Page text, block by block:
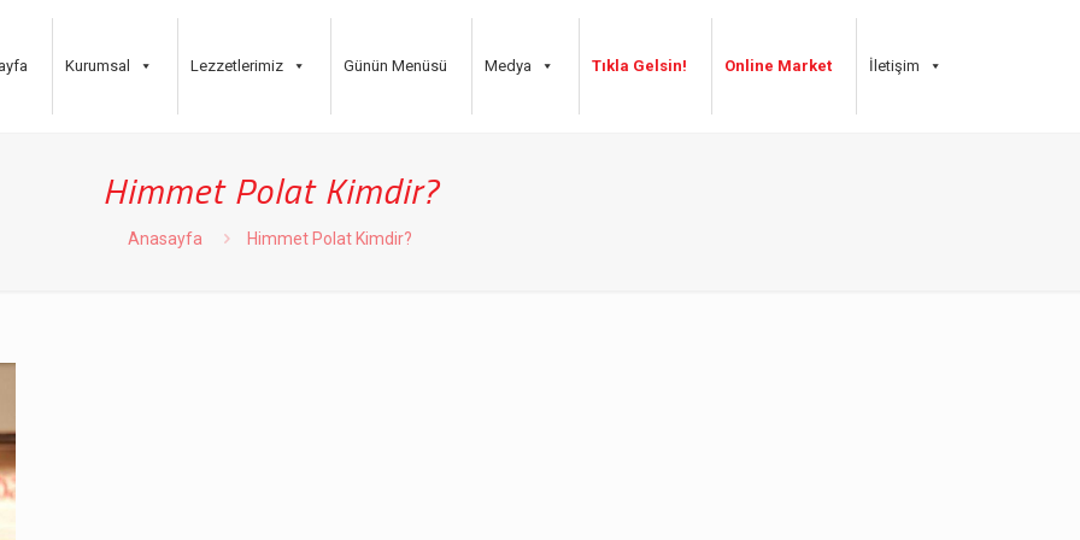
Kurumsal Lezzetlerimiz Günün Menüsü Medya Tıkla Gelsin! Online Market İletişim
Himmet Polat Kimdir?
Anasayfa Himmet Polat Kimdir?